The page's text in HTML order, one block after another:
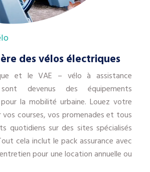
des vélos électriques
et le VAE – vélo à assistance
devenus des équipements
la mobilité urbaine. Louez votre
courses, vos promenades et tous
quotidiens sur des sites spécialisés
cela inclut le pack assurance avec
pour une location annuelle ou